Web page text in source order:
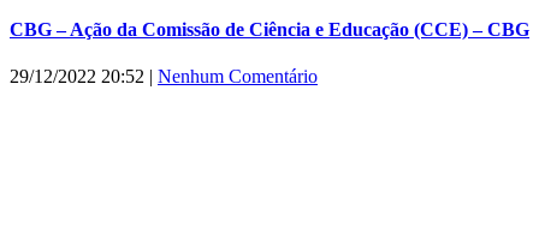
CBG – Ação da Comissão de Ciência e Educação (CCE) – CBG
29/12/2022 20:52 | Nenhum Comentário